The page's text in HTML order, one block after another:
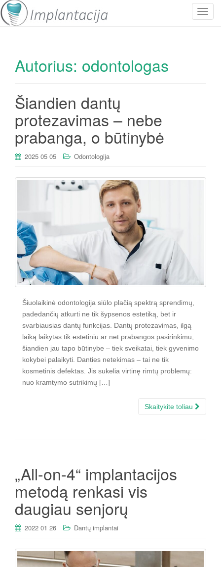
P
Autorius: odontologas
Šiandien dantų
protezavimas – nebe
prabanga, o būtinybė
2025 05 05 Odontologija
Šiuolaikinė odontologija siūlo plačią spektrą sprendimų,
padedančių atkurti ne tik šypsenos estetiką, bet ir
svarbiausias dantų funkcijas. Dantų protezavimas, ilgą
laiką laikytas tik estetiniu ar net prabangos pasirinkimu,
šiandien jau tapo būtinybe – tiek sveikatai, tiek gyvenimo
kokybei palaikyti. Danties netekimas – tai ne tik
kosmetinis defektas. Jis sukelia virtinę rimtų problemų:
nuo kramtymo sutrikimų […]
Skaitykite toliau
„All-on-4“ implantacijos
metodą renkasi vis
daugiau senjorų
2022 01 26 Dantų implantai